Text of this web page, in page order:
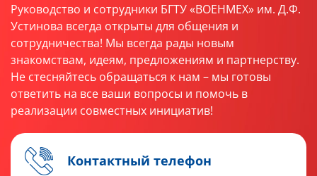
Руководство и сотрудники БГТУ «ВОЕНМЕХ» им. Д.Ф.
Устинова всегда открыты для общения и
сотрудничества! Мы всегда рады новым
знакомствам, идеям, предложениям и партнерству.
Не стесняйтесь обращаться к нам – мы готовы
ответить на все ваши вопросы и помочь в
реализации совместных инициатив!
Контактный телефон